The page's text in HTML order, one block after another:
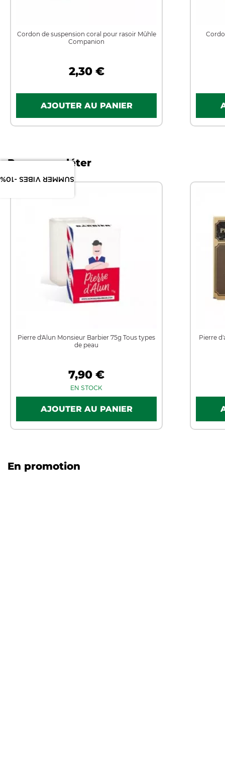
SUMMER VIBES -10%
Cordon de suspension coral pour rasoir Mûhle
Companion
2,30 €
Pour compléter
Pierre d'Alun Monsieur Barbier 75g Tous types
de peau
7,90 €
EN STOCK
Pierre
En promotion